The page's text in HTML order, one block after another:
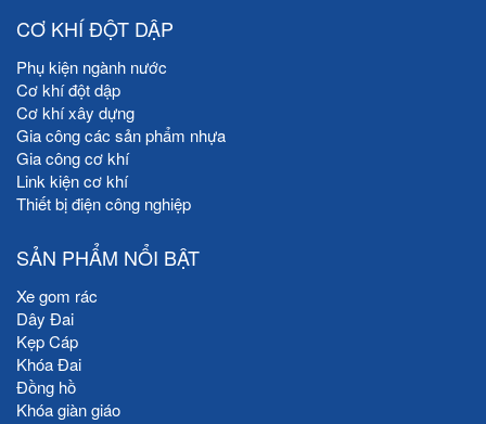
CƠ KHÍ ĐỘT DẬP
Phụ kiện ngành nước
Cơ khí đột dập
Cơ khí xây dựng
Gia công các sản phẩm nhựa
Gia công cơ khí
Link kiện cơ khí
Thiết bị điện công nghiệp
SẢN PHẨM NỔI BẬT
Xe gom rác
Dây Đai
Kẹp Cáp
Khóa Đai
Đồng hồ
Khóa giàn giáo